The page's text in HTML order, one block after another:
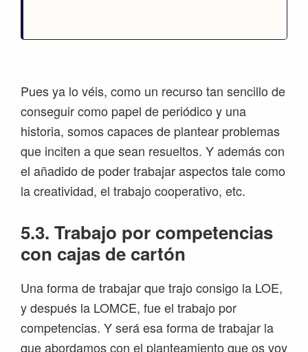
Pues ya lo véis, como un recurso tan sencillo de
conseguir como papel de periódico y una
historia, somos capaces de plantear problemas
que inciten a que sean resueltos. Y además con
el añadido de poder trabajar aspectos tale como
la creatividad, el trabajo cooperativo, etc.
5.3. Trabajo por competencias
con cajas de cartón
Una forma de trabajar que trajo consigo la LOE,
y después la LOMCE, fue el trabajo por
competencias. Y será esa forma de trabajar la
que abordamos con el planteamiento que os voy